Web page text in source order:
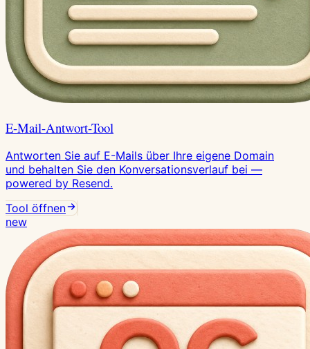
E-Mail-Antwort-Tool
Antworten Sie auf E-Mails über Ihre eigene Domain
und behalten Sie den Konversationsverlauf bei —
powered by Resend.
Tool öffnen
new